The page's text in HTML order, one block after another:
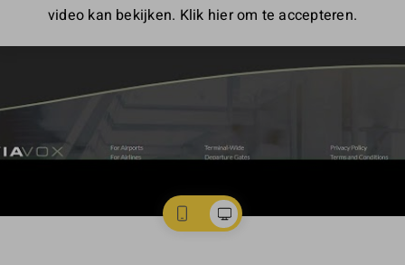
video kan bekijken. Klik hier om te accepteren.